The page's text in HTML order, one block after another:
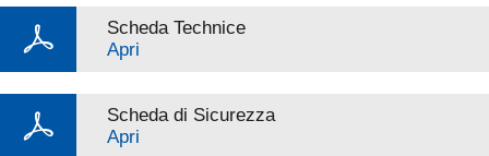
Scheda Technice
Apri
Scheda di Sicurezza
Apri